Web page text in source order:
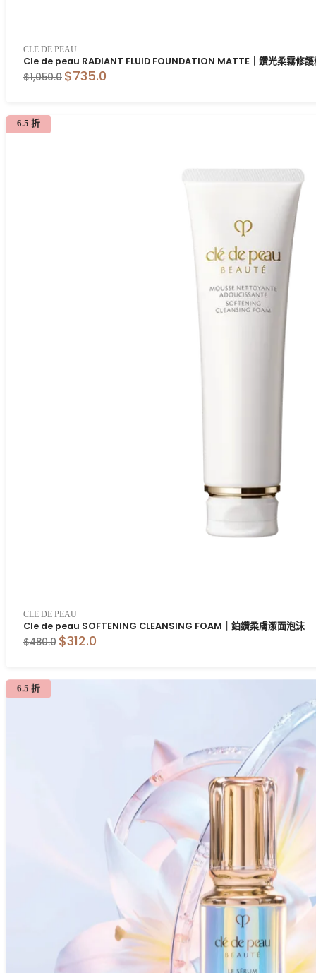
CLE DE PEAU
Cle de peau RADIANT FLUID FOUNDATION MATTE｜鑽光柔霧修
$1,050.0 $735.0
6.5 折
CLE DE PEAU
Cle de peau SOFTENING CLEANSING FOAM｜鉑鑽柔膚潔面泡沫
$480.0 $312.0
6.5 折